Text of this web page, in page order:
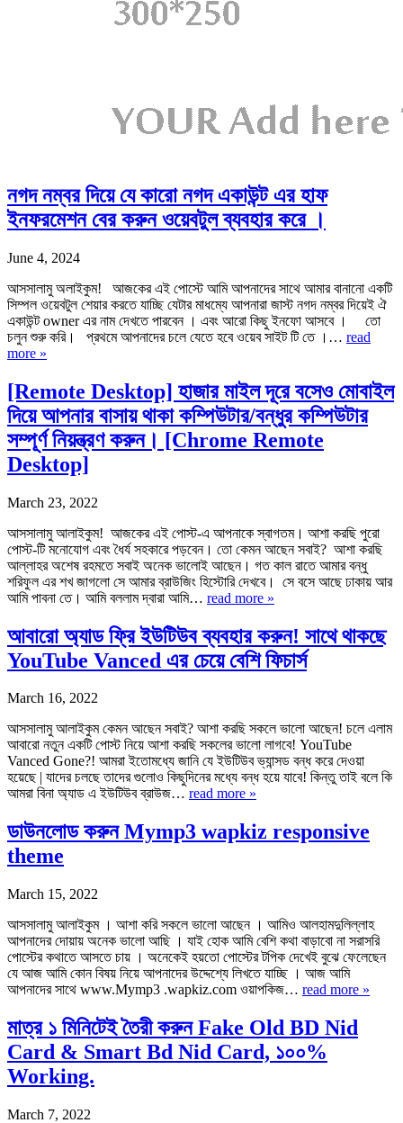
নগদ নম্বর দিয়ে যে কারো নগদ একাউন্ট এর হাফ
ইনফরমেশন বের করুন ওয়েবটুল ব্যবহার করে ।
June 4, 2024
আসসালামু অলাইকুম! আজকের এই পোস্টে আমি আপনাদের সাথে আমার বানানো একটি
সিম্পল ওয়েবটুল শেয়ার করতে যাচ্ছি যেটার মাধম্যে আপনারা জাস্ট নগদ নম্বর দিয়েই ঐ
একাউন্ট owner এর নাম দেখতে পারবেন । এবং আরো কিছু ইনফো আসবে । তো
চলুন শুরু করি। প্রথমে আপনাদের চলে যেতে হবে ওয়েব সাইট টি তে ।… read
more »
[Remote Desktop] হাজার মাইল দূরে বসেও মোবাইল
দিয়ে আপনার বাসায় থাকা কম্পিউটার/বন্ধুর কম্পিউটার
সম্পূর্ণ নিয়ন্ত্রণ করুন। [Chrome Remote
Desktop]
March 23, 2022
আসসালামু আলাইকুম! আজকের এই পোস্ট-এ আপনাকে স্বাগতম। আশা করছি পুরো
পোস্ট-টি মনোযোগ এবং ধৈর্য সহকারে পড়বেন। তো কেমন আছেন সবাই? আশা করছি
আল্লাহর অশেষ রহমতে সবাই অনেক ভালোই আছেন। গত কাল রাতে আমার বন্ধু
শরিফুল এর শখ জাগলো সে আমার ব্রাউজিং হিস্টোরি দেখবে। সে বসে আছে ঢাকায় আর
আমি পাবনা তে। আমি বললাম দ্বারা আমি… read more »
আবারো অ্যাড ফ্রি ইউটিউব ব্যবহার করুন! সাথে থাকছে
YouTube Vanced এর চেয়ে বেশি ফিচার্স
March 16, 2022
আসসালামু আলাইকুম কেমন আছেন সবাই? আশা করছি সকলে ভালো আছেন! চলে এলাম
আবারো নতুন একটি পোস্ট নিয়ে আশা করছি সকলের ভালো লাগবে! YouTube
Vanced Gone?! আমরা ইতোমধ্যে জানি যে ইউটিউব ভ্যান্সড বন্ধ করে দেওয়া
হয়েছে | যাদের চলছে তাদের গুলোও কিছুদিনের মধ্যে বন্ধ হয়ে যাবে! কিন্তু তাই বলে কি
আমরা বিনা অ্যাড এ ইউটিউব ব্রাউজ… read more »
ডাউনলোড করুন Mymp3 wapkiz responsive
theme
March 15, 2022
আসসালামু আলাইকুম । আশা করি সকলে ভালো আছেন । আমিও আলহামদুলিল্লাহ
আপনাদের দোয়ায় অনেক ভালো আছি । যাই হোক আমি বেশি কথা বাড়াবো না সরাসরি
পোস্টের কথাতে আসতে চায় । অনেকেই হয়তো পোস্টের টপিক দেখেই বুঝে ফেলেছেন
যে আজ আমি কোন বিষয় নিয়ে আপনাদের উদ্দেশ্যে লিখতে যাচ্ছি । আজ আমি
আপনাদের সাথে www.Mymp3 .wapkiz.com ওয়াপকিজ… read more »
মাত্র ১ মিনিটেই তৈরী করুন Fake Old BD Nid
Card & Smart Bd Nid Card, ১০০%
Working.
March 7, 2022